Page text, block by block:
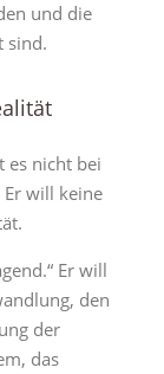
und die
sind.
es nicht bei
will keine
Er will
den
der
das